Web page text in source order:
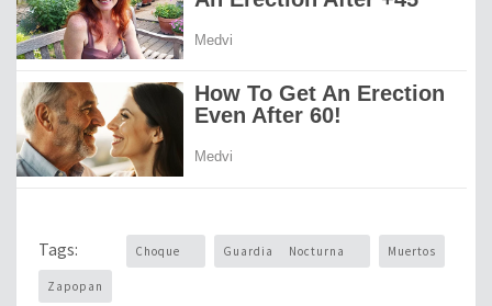
Tags: Choque Guardia Nocturna Muertos
Zapopan